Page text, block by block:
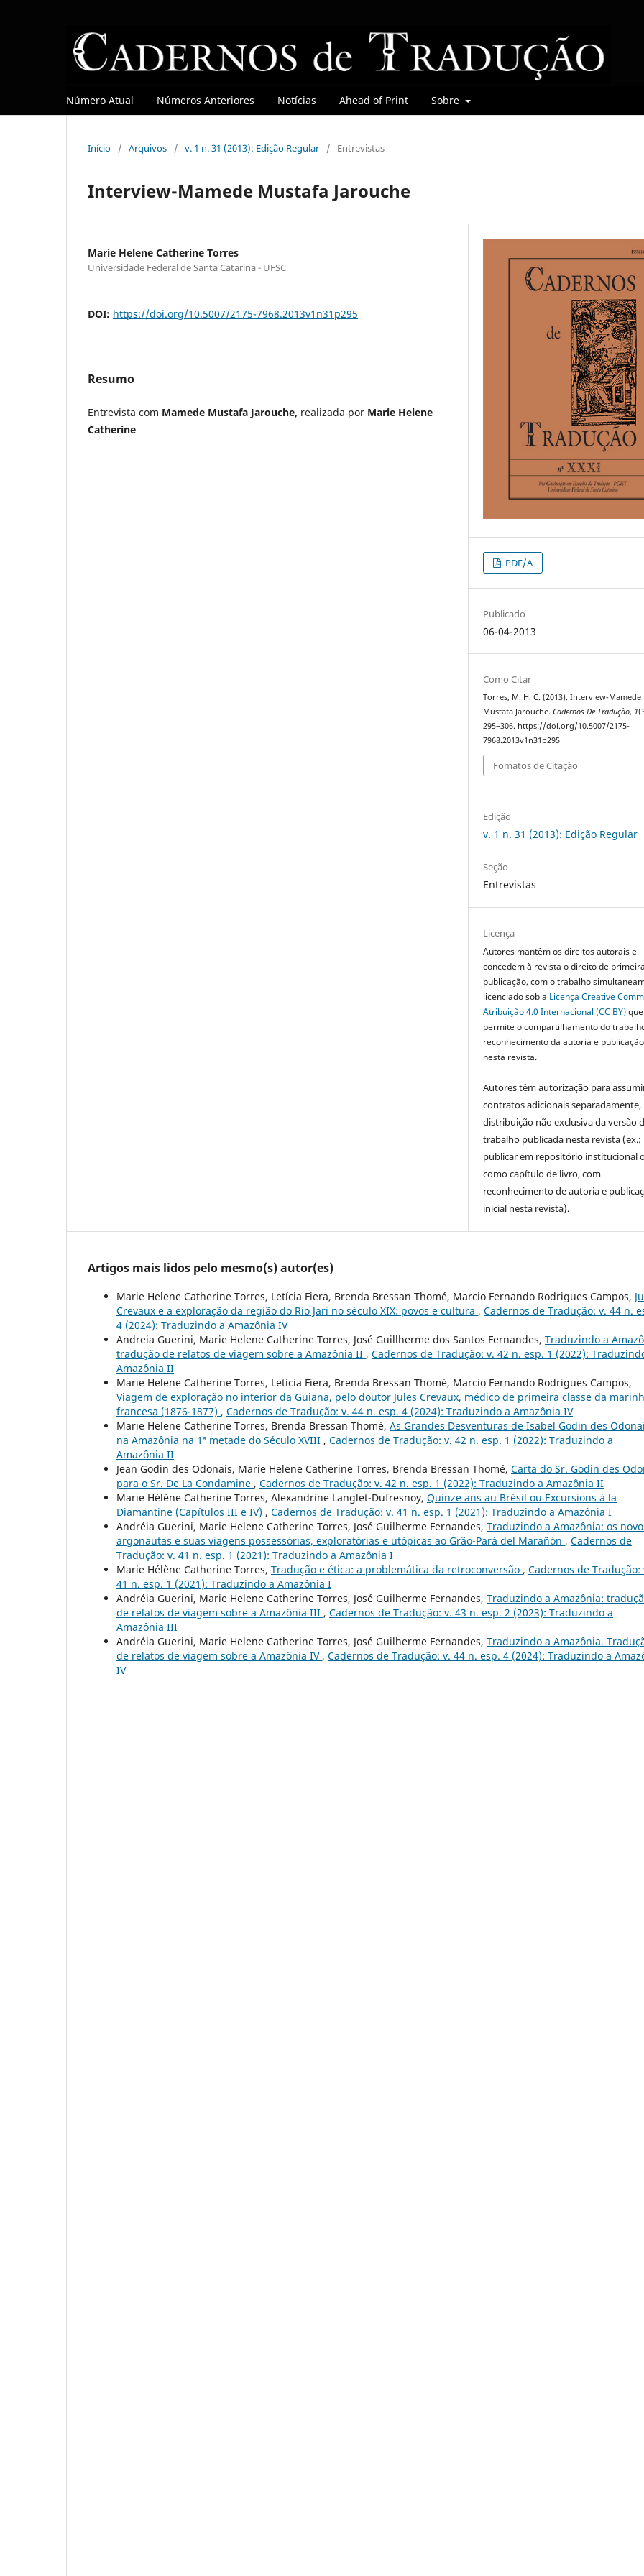
Número Atual Números Anteriores Notícias Ahead of Print Sobre
Início / Arquivos / v. 1 n. 31 (2013): Edição Regular / Entrevistas
Interview-Mamede Mustafa Jarouche
Marie Helene Catherine Torres
Universidade Federal de Santa Catarina - UFSC
DOI: https://doi.org/10.5007/2175-7968.2013v1n31p295
Resumo
Entrevista com Mamede Mustafa Jarouche, realizada por Marie Helene
Catherine
PDF/A
Publicado
06-04-2013
Como Citar
Torres, M. H. C. (2013). Interview-Mamede
Mustafa Jarouche.Cadernos De Tradução, 1
295–306. https://doi.org/10.5007/2175-
7968.2013v1n31p295
Fomatos de Citação
Edição
v. 1 n. 31 (2013): Edição Regular
Seção
Entrevistas
Licença
Autores mantêm os direitos autorais e
concedem à revista o direito de
publicação, com o trabalho
licenciado sob a Licença Creative
Atribuição 4.0 Internacional (CC BY)que
permite o compartilhamento do
reconhecimento da autoria e
nesta revista.
Autores têm autorização para
contratos adicionais separadamente,
distribuição não exclusiva da versão
trabalho publicada nesta revista (ex.:
publicar em repositório institucional
como capítulo de livro, com
reconhecimento de autoria e
inicial nesta revista).
Artigos mais lidos pelo mesmo(s) autor(es)
Marie Helene Catherine Torres, Letícia Fiera, Brenda Bressan Thomé, Marcio Fernando Rodrigues Campos,
Crevaux e a exploração da região do Rio Jari no século XIX: povos e cultura , Cadernos de Tradução: v. 44 n.
4 (2024): Traduzindo a Amazônia IV
Andreia Guerini, Marie Helene Catherine Torres, José Guillherme dos Santos Fernandes, Traduzindo a
tradução de relatos de viagem sobre a Amazônia II , Cadernos de Tradução: v. 42 n. esp. 1 (2022):
Amazônia II
Marie Helene Catherine Torres, Letícia Fiera, Brenda Bressan Thomé, Marcio Fernando Rodrigues Campos,
Viagem de exploração no interior da Guiana, pelo doutor Jules Crevaux, médico de primeira classe da
francesa (1876-1877) , Cadernos de Tradução: v. 44 n. esp. 4 (2024): Traduzindo a Amazônia IV
Marie Helene Catherine Torres, Brenda Bressan Thomé, As Grandes Desventuras de Isabel Godin des
na Amazônia na 1ª metade do Século XVIII , Cadernos de Tradução: v. 42 n. esp. 1 (2022): Traduzindo a
Amazônia II
Jean Godin des Odonais, Marie Helene Catherine Torres, Brenda Bressan Thomé, Carta do Sr. Godin des
para o Sr. De La Condamine , Cadernos de Tradução: v. 42 n. esp. 1 (2022): Traduzindo a Amazônia II
Marie Hélène Catherine Torres, Alexandrine Langlet-Dufresnoy, Quinze ans au Brésil ou Excursions à la
Diamantine (Capítulos III e IV) , Cadernos de Tradução: v. 41 n. esp. 1 (2021): Traduzindo a Amazônia I
Andréia Guerini, Marie Helene Catherine Torres, José Guilherme Fernandes, Traduzindo a Amazônia: os
argonautas e suas viagens possessórias, exploratórias e utópicas ao Grão-Pará del Marañón , Cadernos de
Tradução: v. 41 n. esp. 1 (2021): Traduzindo a Amazônia I
Marie Hélène Catherine Torres, Tradução e ética: a problemática da retroconversão , Cadernos de Tradução:
41 n. esp. 1 (2021): Traduzindo a Amazônia I
Andréia Guerini, Marie Helene Catherine Torres, José Guilherme Fernandes, Traduzindo a Amazônia:
de relatos de viagem sobre a Amazônia III , Cadernos de Tradução: v. 43 n. esp. 2 (2023): Traduzindo a
Amazônia III
Andréia Guerini, Marie Helene Catherine Torres, José Guilherme Fernandes, Traduzindo a Amazônia.
de relatos de viagem sobre a Amazônia IV , Cadernos de Tradução: v. 44 n. esp. 4 (2024): Traduzindo a
IV